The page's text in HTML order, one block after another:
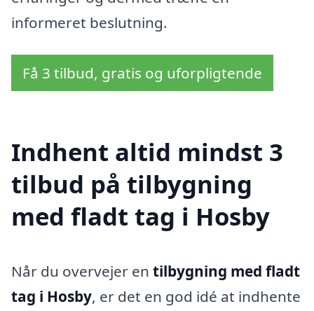
informeret beslutning.
Få 3 tilbud, gratis og uforpligtende
Indhent altid mindst 3
tilbud på tilbygning
med fladt tag i Hosby
Når du overvejer en tilbygning med fladt
tag i Hosby, er det en god idé at indhente